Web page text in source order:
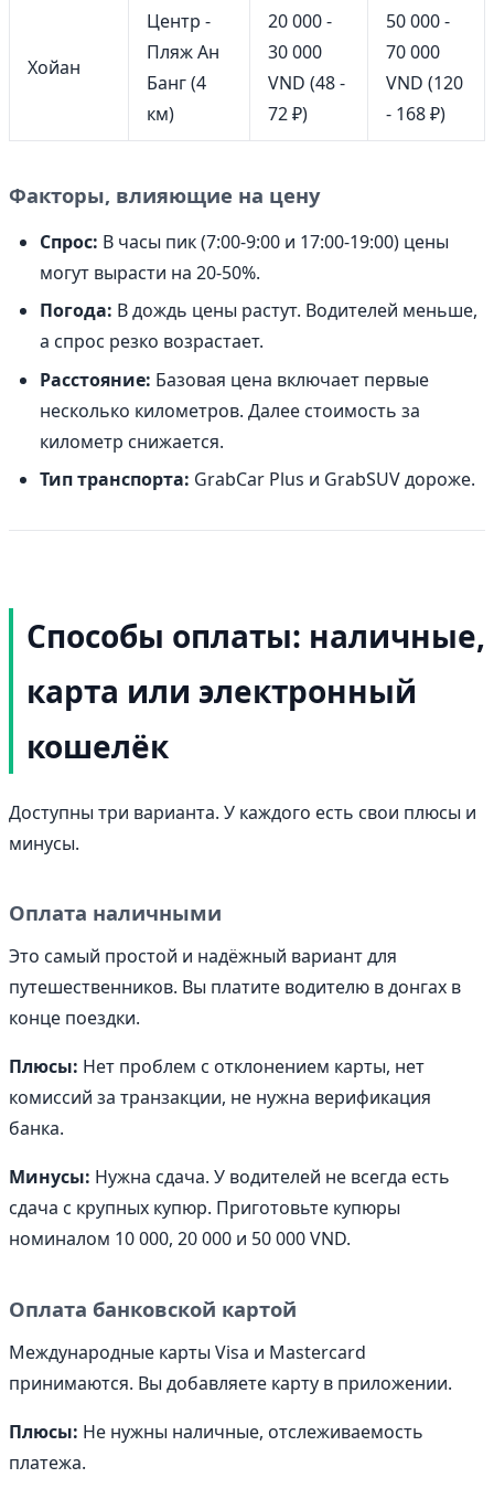
Хойан
Центр -
Пляж Ан
Банг (4
км)
20 000 -
30 000
VND (48 -
72 ₽)
50 000 -
70 000
VND (120
- 168 ₽)
Факторы, влияющие на цену
Спрос: В часы пик (7:00-9:00 и 17:00-19:00) цены
могут вырасти на 20-50%.
Погода: В дождь цены растут. Водителей меньше,
а спрос резко возрастает.
Расстояние: Базовая цена включает первые
несколько километров. Далее стоимость за
километр снижается.
Тип транспорта: GrabCar Plus и GrabSUV дороже.
Способы оплаты: наличные,
карта или электронный
кошелёк
Доступны три варианта. У каждого есть свои плюсы и
минусы.
Оплата наличными
Это самый простой и надёжный вариант для
путешественников. Вы платите водителю в донгах в
конце поездки.
Плюсы: Нет проблем с отклонением карты, нет
комиссий за транзакции, не нужна верификация
банка.
Минусы: Нужна сдача. У водителей не всегда есть
сдача с крупных купюр. Приготовьте купюры
номиналом 10 000, 20 000 и 50 000 VND.
Оплата банковской картой
Международные карты Visa и Mastercard
принимаются. Вы добавляете карту в приложении.
Плюсы: Не нужны наличные, отслеживаемость
платежа.